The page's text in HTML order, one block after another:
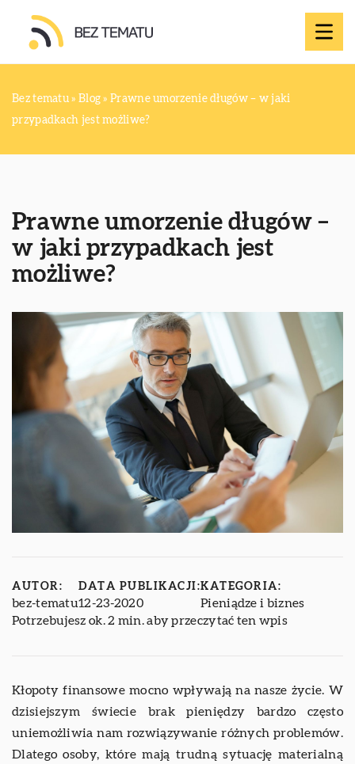
Bez tematu » Blog »Prawne umorzenie długów – w jaki
przypadkach jest możliwe?
Prawne umorzenie długów –
w jaki przypadkach jest
możliwe?
AUTOR:
bez-tematu
DATA PUBLIKACJI:
12-23-2020
KATEGORIA:
Pieniądze i biznes
Potrzebujesz ok. 2 min. aby przeczytać ten wpis
Kłopoty finansowe mocno wpływają na nasze życie. W
dzisiejszym świecie brak pieniędzy bardzo często
uniemożliwia nam rozwiązywanie różnych problemów.
Dlatego osoby, które mają trudną sytuację materialną